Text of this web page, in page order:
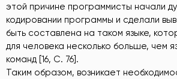
этой причине программисты начали
кодировании программы и сделали
быть составлена на таком языке,
для человека несколько больше, чем
команд [16, C. 76].
Таким образом, возникает